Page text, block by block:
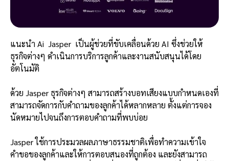
แนะนำ Ai Jasper เป็นผู้ช่วยที่ขับเคลื่อนด้วย AI ซึ่งช่วยให้
ธุรกิจต่างๆ ดำเนินการบริการลูกค้าและงานสนับสนุนได้โดย
อัตโนมัติ
ด้วย Jasper ธุรกิจต่างๆ สามารถสร้างบอทเสียงแบบกำหนดเองที่
สามารถจัดการกับคำถามของลูกค้าได้หลากหลาย ตั้งแต่การจอง
นัดหมายไปจนถึงการตอบคำถามที่พบบ่อย
Jasper ใช้การประมวลผลภาษาธรรมชาติเพื่อทำความเข้าใจ
คำขอของลูกค้าและให้การตอบสนองที่ถูกต้อง และยังสามารถ